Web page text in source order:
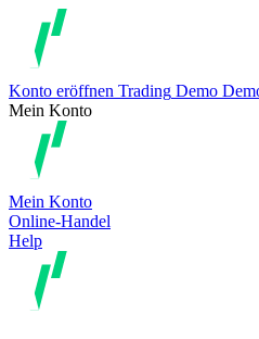
Konto eröffnen Trading Demo
Mein Konto
Mein Konto
Online-Handel
Help